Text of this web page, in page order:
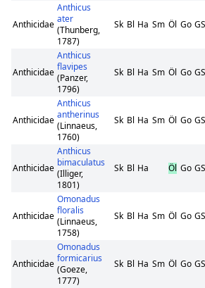
Anthicidae
Anthicus
ater
(Thunberg,
1787)
Sk Bl Ha Sm Öl Go GS
Anthicidae
Anthicus
flavipes
(Panzer,
1796)
Sk Bl Ha Sm Öl Go GS
Anthicidae
Anthicus
antherinus
(Linnaeus,
1760)
Sk Bl Ha Sm Öl Go GS
Anthicidae
Anthicus
bimaculatus
(Illiger,
1801)
Sk Bl Ha Öl Go GS
Anthicidae
Omonadus
floralis
(Linnaeus,
1758)
Sk Bl Ha Sm Öl Go GS
Anthicidae
Omonadus
formicarius
(Goeze,
1777)
Sk Bl Ha Sm Öl Go GS